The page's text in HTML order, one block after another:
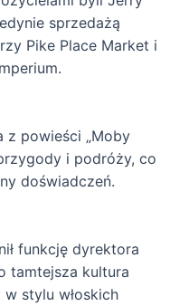
sprzedażą
Pike Place Market i
z powieści „Moby
i podróży, co
doświadczeń.
funkcję dyrektora
tamtejsza kultura
stylu włoskich